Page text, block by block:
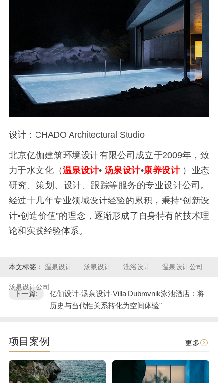
设计：CHADO Architectural Studio
北京亿伽建筑环境设计有限公司成立于2009年，致
力于水文化（温泉设计• 汤泉设计•康养设计 ）业态
研究、策划、设计、跟踪等服务的专业设计公司。
经过十几年专业领域设计经验的累积，秉持“创新设
计•创造价值”的理念，逐渐形成了自身特有的技术理
论和实践经验体系。
本文标签： 温泉设计 汤泉设计 洗浴设计 温泉设计公司
汤泉设计公司
下一篇:
亿伽设计-汤泉设计-Villa Dubrovnik泳池酒店：将
历史与当代性关系转化为空间体验"
项目案例 更多